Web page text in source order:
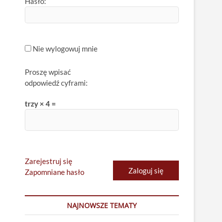
Nie wylogowuj mnie
Proszę wpisać
odpowiedź cyframi:
trzy × 4 =
Zaloguj się
Zarejestruj się
Zapomniane hasło
NAJNOWSZE TEMATY